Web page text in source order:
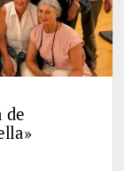
de